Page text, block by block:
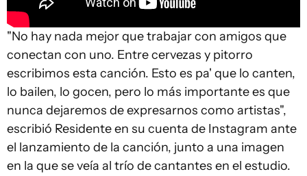
"No hay nada mejor que trabajar con amigos que
conectan con uno. Entre cervezas y pitorro
escribimos esta canción. Esto es pa' que lo canten,
lo bailen, lo gocen, pero lo más importante es que
nunca dejaremos de expresarnos como artistas",
escribió Residente en su cuenta de Instagram ante
el lanzamiento de la canción, junto a una imagen
en la que se veía al trío de cantantes en el estudio.